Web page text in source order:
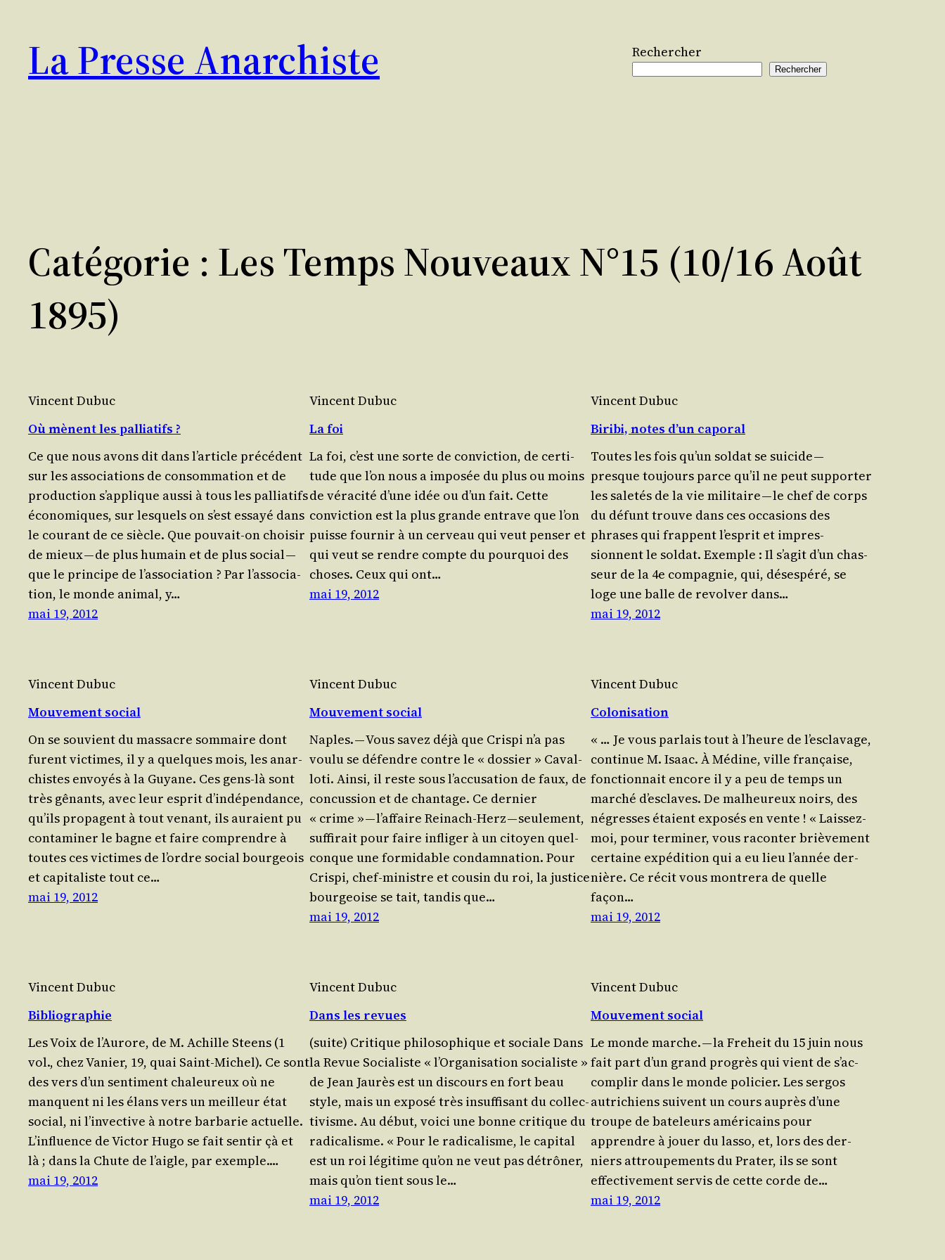
contenu
La Presse Anarchiste Rechercher
Rechercher
Catégorie : Les Temps Nouveaux N°15 (10/16 Août
1895)
Vincent Dubuc
Où mènent les palliatifs ?
Ce que nous avons dit dans l’ar­ticle pré­cé­dent
sur les asso­cia­tions de consom­ma­tion et de
pro­duc­tion s’ap­plique aus­si à tous les pal­lia­tifs
éco­no­miques, sur les­quels on s’est essayé dans
le cou­rant de ce siècle. Que pou­vait-on choi­sir
de mieux — de plus humain et de plus social —
que le prin­cipe de l’as­so­cia­tion ? Par l’as­so­cia­
tion, le monde ani­mal, y…
mai 19, 2012
Vincent Dubuc
La foi
La foi, c’est une sorte de convic­tion, de cer­ti­
tude que l’on nous a impo­sée du plus ou moins
de véra­ci­té d’une idée ou d’un fait. Cette
convic­tion est la plus grande entrave que l’on
puisse four­nir à un cer­veau qui veut pen­ser et
qui veut se rendre compte du pour­quoi des
choses. Ceux qui ont…
mai 19, 2012
Vincent Dubuc
Biribi, notes d’un caporal
Toutes les fois qu’un sol­dat se sui­cide —
presque tou­jours parce qu’il ne peut sup­por­ter
les sale­tés de la vie mili­taire — le chef de corps
du défunt trouve dans ces occa­sions des
phrases qui frappent l’es­prit et impres­
sionnent le soldat. Exemple : Il s’agit d’un chas­
seur de la 4e com­pa­gnie, qui, déses­pé­ré, se
loge une balle de revol­ver dans…
mai 19, 2012
Vincent Dubuc
Mouvement social
On se sou­vient du mas­sacre som­maire dont
furent vic­times, il y a quelques mois, les anar­
chistes envoyés à la Guyane. Ces gens-là sont
très gênants, avec leur esprit d’in­dé­pen­dance,
qu’ils pro­pagent à tout venant, ils auraient pu
conta­mi­ner le bagne et faire com­prendre à
toutes ces vic­times de l’ordre social bour­geois
et capi­ta­liste tout ce…
mai 19, 2012
Vincent Dubuc
Mouvement social
Naples. — Vous savez déjà que Cris­pi n’a pas
vou­lu se défendre contre le « dos­sier » Caval­
lo­ti. Ain­si, il reste sous l’ac­cu­sa­tion de faux, de
concus­sion et de chan­tage. Ce der­nier
« crime » — l’affaire Rei­nach-Herz — seule­ment,
suf­fi­rait pour faire infli­ger à un citoyen quel­
conque une for­mi­dable condam­na­tion. Pour
Cris­pi, chef-ministre et cou­sin du roi, la jus­tice
bour­geoise se tait, tan­dis que…
mai 19, 2012
Vincent Dubuc
Colonisation
« … Je vous par­lais tout à l’heure de l’esclavage,
conti­nue M. Isaac. À Médine, ville fran­çaise,
fonc­tion­nait encore il y a peu de temps un
mar­ché d’esclaves. De mal­heu­reux noirs, des
négresses étaient expo­sés en vente ! « Lais­sez-
moi, pour ter­mi­ner, vous racon­ter briè­ve­ment
cer­taine expé­di­tion qui a eu lieu l’an­née der­
nière. Ce récit vous mon­tre­ra de quelle
façon…
mai 19, 2012
Vincent Dubuc
Bibliographie
Les Voix de l’Au­rore, de M. Achille Steens (1
vol., chez Vanier, 19, quai Saint-Michel). Ce sont
des vers d’un sen­ti­ment cha­leu­reux où ne
manquent ni les élans vers un meilleur état
social, ni l’in­vec­tive à notre bar­ba­rie actuelle.
L’in­fluence de Vic­tor Hugo se fait sen­tir çà et
là ; dans la Chute de l’aigle, par exemple.…
mai 19, 2012
Vincent Dubuc
Dans les revues
(suite) Critique philosophique et sociale Dans
la Revue Socia­liste « l’Or­ga­ni­sa­tion socia­liste »
de Jean Jau­rès est un dis­cours en fort beau
style, mais un expo­sé très insuf­fi­sant du col­lec­
ti­visme. Au début, voi­ci une bonne cri­tique du
radi­ca­lisme. « Pour le radi­ca­lisme, le capi­tal
est un roi légi­time qu’on ne veut pas détrô­ner,
mais qu’on tient sous le…
mai 19, 2012
Vincent Dubuc
Mouvement social
Le monde marche. — la Fre­heit du 15 juin nous
fait part d’un grand pro­grès qui vient de s’ac­
com­plir dans le monde poli­cier. Les ser­gos
autri­chiens suivent un cours auprès d’une
troupe de bate­leurs amé­ri­cains pour
apprendre à jouer du las­so, et, lors des der­
niers attrou­pe­ments du Pra­ter, ils se sont
effec­ti­ve­ment ser­vis de cette corde de…
mai 19, 2012